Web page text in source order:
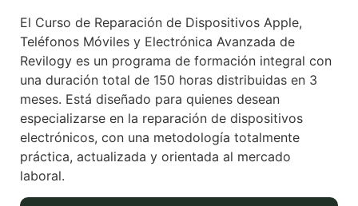
El Curso de Reparación de Dispositivos Apple,
Teléfonos Móviles y Electrónica Avanzada de
Revilogy es un programa de formación integral con
una duración total de 150 horas distribuidas en 3
meses. Está diseñado para quienes desean
especializarse en la reparación de dispositivos
electrónicos, con una metodología totalmente
práctica, actualizada y orientada al mercado
laboral.